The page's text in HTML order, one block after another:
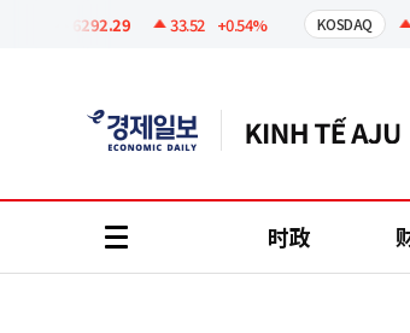
6292.29 33.52 +0.54% KOSDAQ
时政